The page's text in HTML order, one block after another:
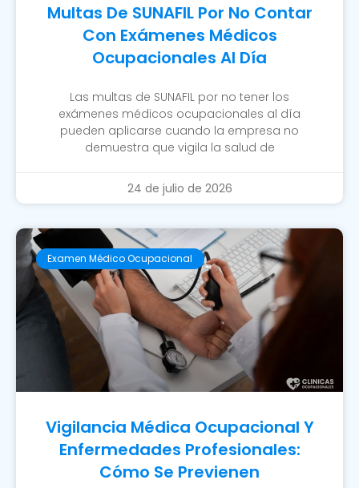
Multas De SUNAFIL Por No Contar
Con Exámenes Médicos
Ocupacionales Al Día
Las multas de SUNAFIL por no tener los
exámenes médicos ocupacionales al día
pueden aplicarse cuando la empresa no
demuestra que vigila la salud de
24 de julio de 2026
Examen Médico Ocupacional
Vigilancia Médica Ocupacional Y
Enfermedades Profesionales:
Cómo Se Previenen